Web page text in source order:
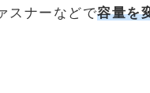
スナーなどで容量を